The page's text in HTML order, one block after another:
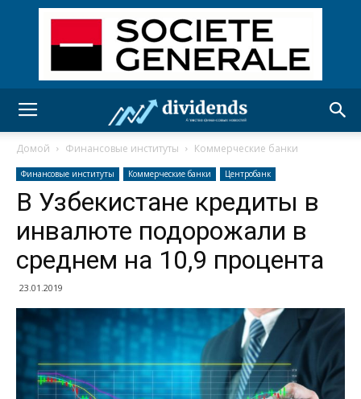
Домой Финансовые институты Коммерческие банки
Финансовые институты Коммерческие банки Центробанк
В Узбекистане кредиты в
инвалюте подорожали в
среднем на 10,9 процента
23.01.2019